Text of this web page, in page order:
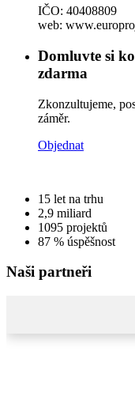
IČO: 40408809
web:
Domluvte si
zdarma
Zkonzultujeme,
záměr.
Objednat
15 let na trhu
2,9 miliard
1095 projektů
87 % úspěšnost
Naši partneři